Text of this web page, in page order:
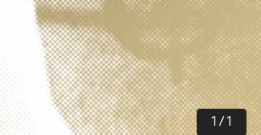
1 /1